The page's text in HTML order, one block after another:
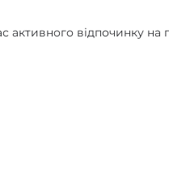
активного відпочинку на